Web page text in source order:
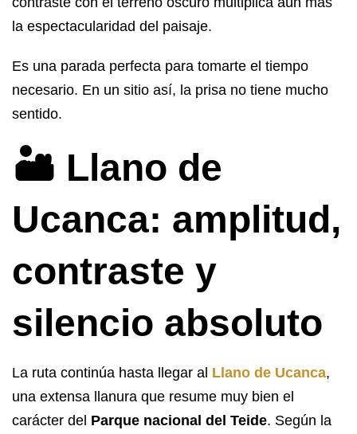
la espectacularidad del paisaje.
Es una parada perfecta para tomarte el tiempo
necesario. En un sitio así, la prisa no tiene mucho
sentido.
🏜️ Llano de
Ucanca: amplitud,
contraste y
silencio absoluto
La ruta continúa hasta llegar al Llano de Ucanca,
una extensa llanura que resume muy bien el
carácter del Parque nacional del Teide. Según la